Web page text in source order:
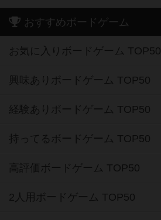
おすすめボードゲーム
お気に入りボードゲーム TOP50
興味ありボードゲーム TOP50
経験ありボードゲーム TOP50
持ってるボードゲーム TOP50
高評価ボードゲーム TOP50
2人用ボードゲーム TOP50